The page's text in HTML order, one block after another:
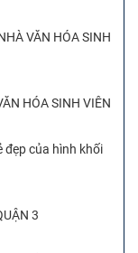
VĂN HÓA SINH
HÓA SINH VIÊN
đẹp của hình khối
3